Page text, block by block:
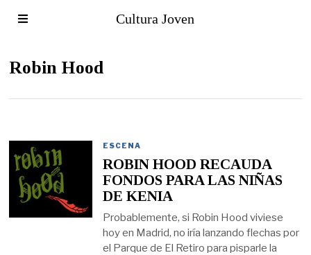
Cultura Joven
Robin Hood
ESCENA
ROBIN HOOD RECAUDA
FONDOS PARA LAS NIÑAS
DE KENIA
Probablemente, si Robin Hood viviese
hoy en Madrid, no iría lanzando flechas por
el Parque de El Retiro para pisparle la